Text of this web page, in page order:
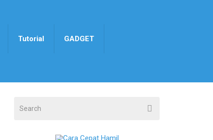
Tutorial GADGET